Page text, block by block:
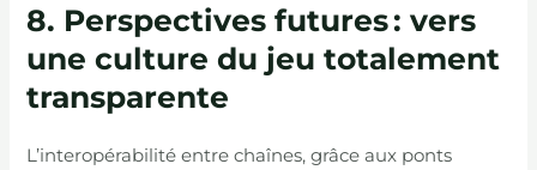
8. Perspectives futures : vers
une culture du jeu totalement
transparente
L’interopérabilité entre chaînes, grâce aux ponts